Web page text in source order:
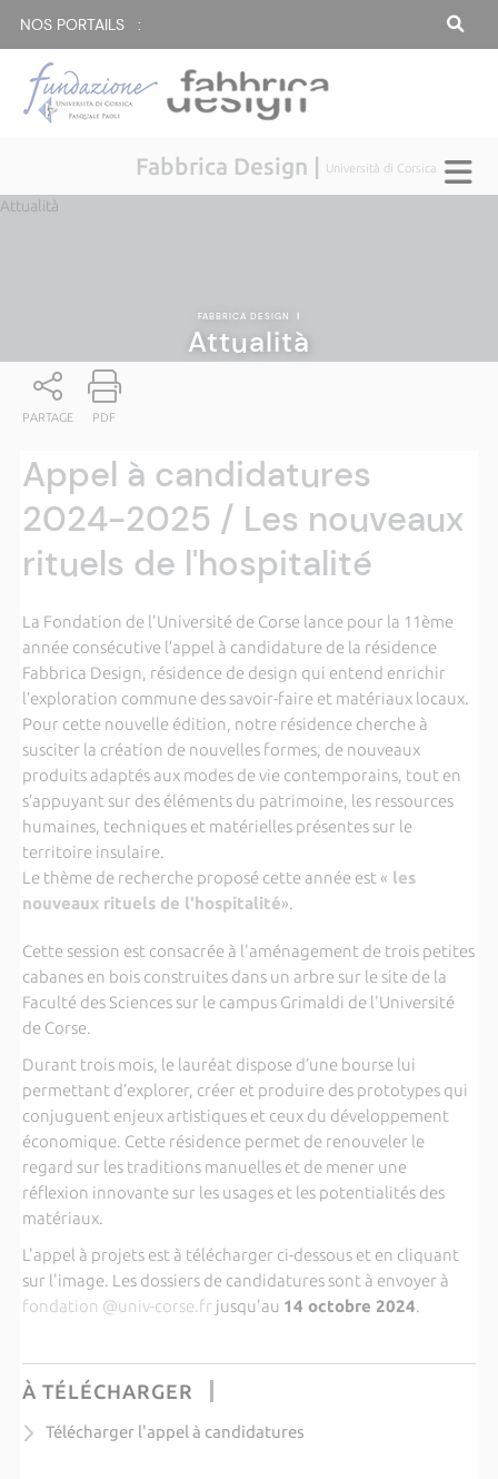
NOS PORTAILS :
Fabbrica Design | Università di Corsica
Attualità
FABBRICA DESIGN |
Attualità
PARTAGE PDF
Appel à candidatures
2024-2025 / Les nouveaux
rituels de l'hospitalité
La Fondation de l'Université de Corse lance pour la 11ème
année consécutive l’appel à candidature de la résidence
Fabbrica Design, résidence de design qui entend enrichir
l’exploration commune des savoir-faire et matériaux locaux.
Pour cette nouvelle édition, notre résidence cherche à
susciter la création de nouvelles formes, de nouveaux
produits adaptés aux modes de vie contemporains, tout en
s’appuyant sur des éléments du patrimoine, les ressources
humaines, techniques et matérielles présentes sur le
territoire insulaire.
Le thème de recherche proposé cette année est « les
nouveaux rituels de l'hospitalité».
Cette session est consacrée à l'aménagement de trois petites
cabanes en bois construites dans un arbre sur le site de la
Faculté des Sciences sur le campus Grimaldi de l'Université
de Corse.
Durant trois mois, le lauréat dispose d’une bourse lui
permettant d’explorer, créer et produire des prototypes qui
conjuguent enjeux artistiques et ceux du développement
économique. Cette résidence permet de renouveler le
regard sur les traditions manuelles et de mener une
réflexion innovante sur les usages et les potentialités des
matériaux.
L'appel à projets est à télécharger ci-dessous et en cliquant
sur l'image. Les dossiers de candidatures sont à envoyer à
fondation @univ-corse.fr jusqu'au 14 octobre 2024.
À TÉLÉCHARGER
Télécharger l'appel à candidatures